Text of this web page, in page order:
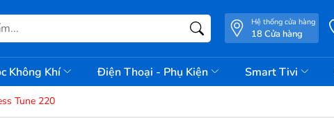
Hệ thống cửa hàng
18 Cửa hàng
Không Khí Điện Thoại - Phụ Kiện Smart Tivi
Tune 220